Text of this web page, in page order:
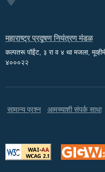
महाराष्ट्र प्रदूषण नियंत्रण मंडळ
कल्पतरू पॉईंट, ३ रा व ४ था मजला,
४०००२२
सामान्य प्रश्न आमच्याशी संपर्क साधा